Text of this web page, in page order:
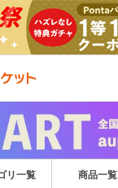
リ一覧 商品一覧